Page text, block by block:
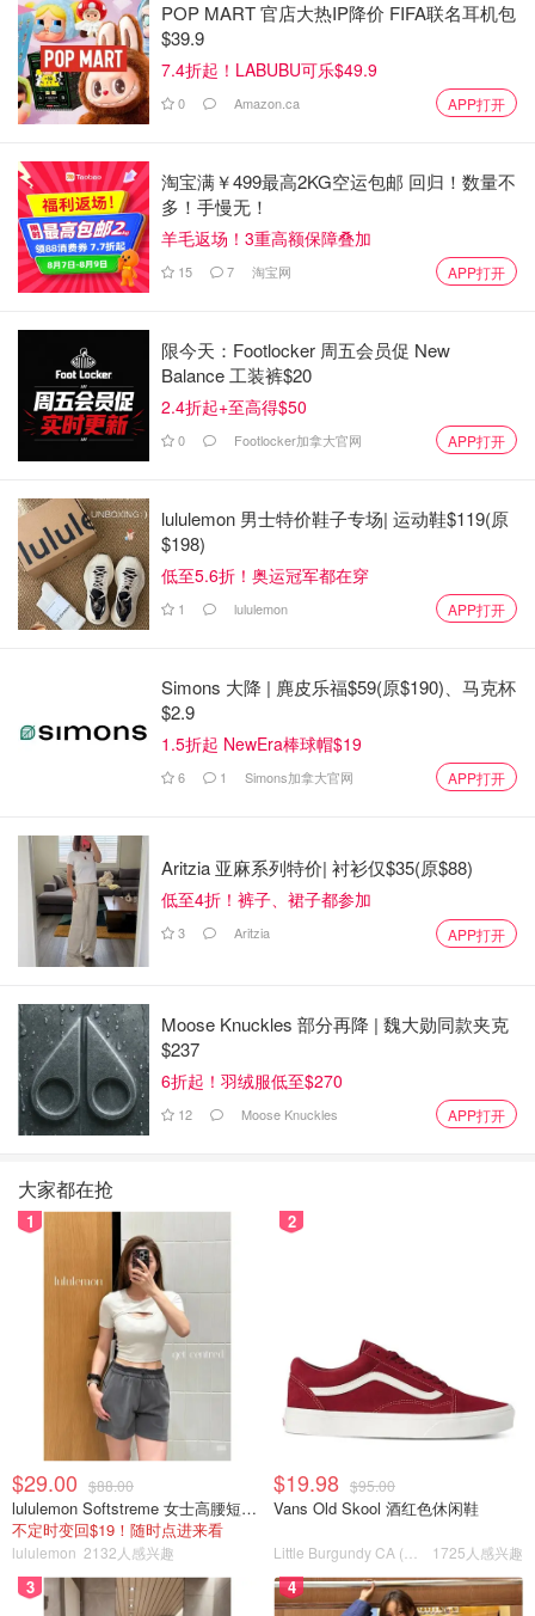
POP MART 官店大热IP降价 FIFA联名耳机包
$39.9
7.4折起！LABUBU可乐$49.9
0 Amazon.ca APP打开
淘宝满￥499最高2KG空运包邮 回归！数量不
多！手慢无！
羊毛返场！3重高额保障叠加
15 7 淘宝网 APP打开
限今天：Footlocker 周五会员促 New
Balance 工装裤$20
2.4折起+至高得$50
0 Footlocker加拿大官网 APP打开
lululemon 男士特价鞋子专场| 运动鞋$119(原
$198)
低至5.6折！奥运冠军都在穿
1 lululemon APP打开
Simons 大降 | 麂皮乐福$59(原$190)、马克杯
$2.9
1.5折起 NewEra棒球帽$19
6 1 Simons加拿大官网 APP打开
Aritzia 亚麻系列特价| 衬衫仅$35(原$88)
低至4折！裤子、裙子都参加
3 Aritzia APP打开
Moose Knuckles 部分再降 | 魏大勋同款夹克
$237
6折起！羽绒服低至$270
12 Moose Knuckles APP打开
大家都在抢
1
$29.00 $88.00
lululemon Softstreme 女士高腰短裤 10cm
不定时变回$19！随时点进来看
lululemon 2132人感兴趣
2
$19.98 $95.00
Vans Old Skool 酒红色休闲鞋
1725人感兴趣
3 4